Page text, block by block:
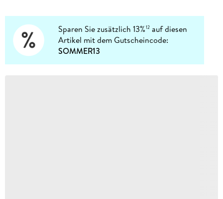
Sparen Sie zusätzlich 13%12 auf diesen
Artikel mit dem Gutscheincode:
SOMMER13